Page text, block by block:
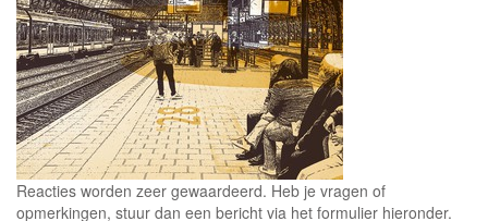
Reacties worden zeer gewaardeerd. Heb je vragen of
opmerkingen, stuur dan een bericht via het formulier hieronder.